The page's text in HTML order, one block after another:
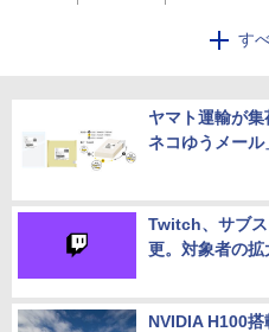
す
ユニ
ヤマト運輸が
ネコゆうメール
Twitch、サブ
更。対象者の
NVIDIA H100